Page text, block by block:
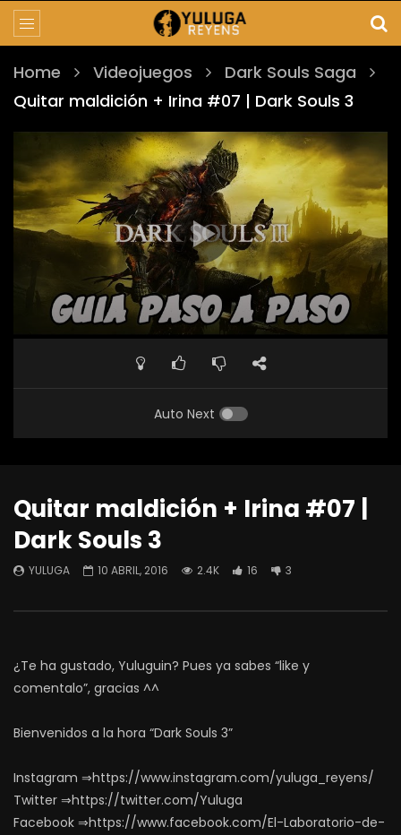
Home Videojuegos
Dark Souls Saga
Quitar maldición + Irina #07 | Dark Souls 3
Auto Next
Quitar maldición + Irina #07 |
Dark Souls 3
YULUGA 10 ABRIL, 2016 2.4K 16 3
¿Te ha gustado, Yuluguin? Pues ya sabes “like y
comentalo”, gracias ^^
Bienvenidos a la hora “Dark Souls 3”
Instagram ⇒https://www.instagram.com/yuluga_reyens/
Twitter ⇒https://twitter.com/Yuluga
Facebook ⇒https://www.facebook.com/El-Laboratorio-de-